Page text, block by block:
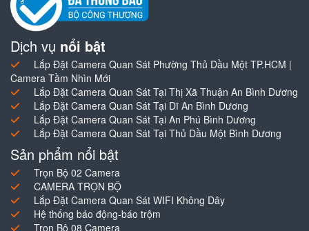
Dịch vụ nổi bật
Lắp Đặt Camera Quan Sát Phường Thủ Dầu Một TP.HCM |
Camera Tầm Nhìn Mới
Lắp Đặt Camera Quan Sát Tại Thị Xã Thuận An Bình Dương
Lắp Đặt Camera Quan Sát Tại Dĩ An Bình Dương
Lắp Đặt Camera Quan Sát Tại An Phú Bình Dương
Lắp Đặt Camera Quan Sát Tại Thủ Dầu Một Bình Dương
Sản phẩm nổi bật
Trọn Bộ 02 Camera
CAMERA TRỌN BỘ
Lắp Đặt Camera Quan Sát WIFI Không Dây
Hệ thống báo động-báo trộm
Trọn Bộ 08 Camera